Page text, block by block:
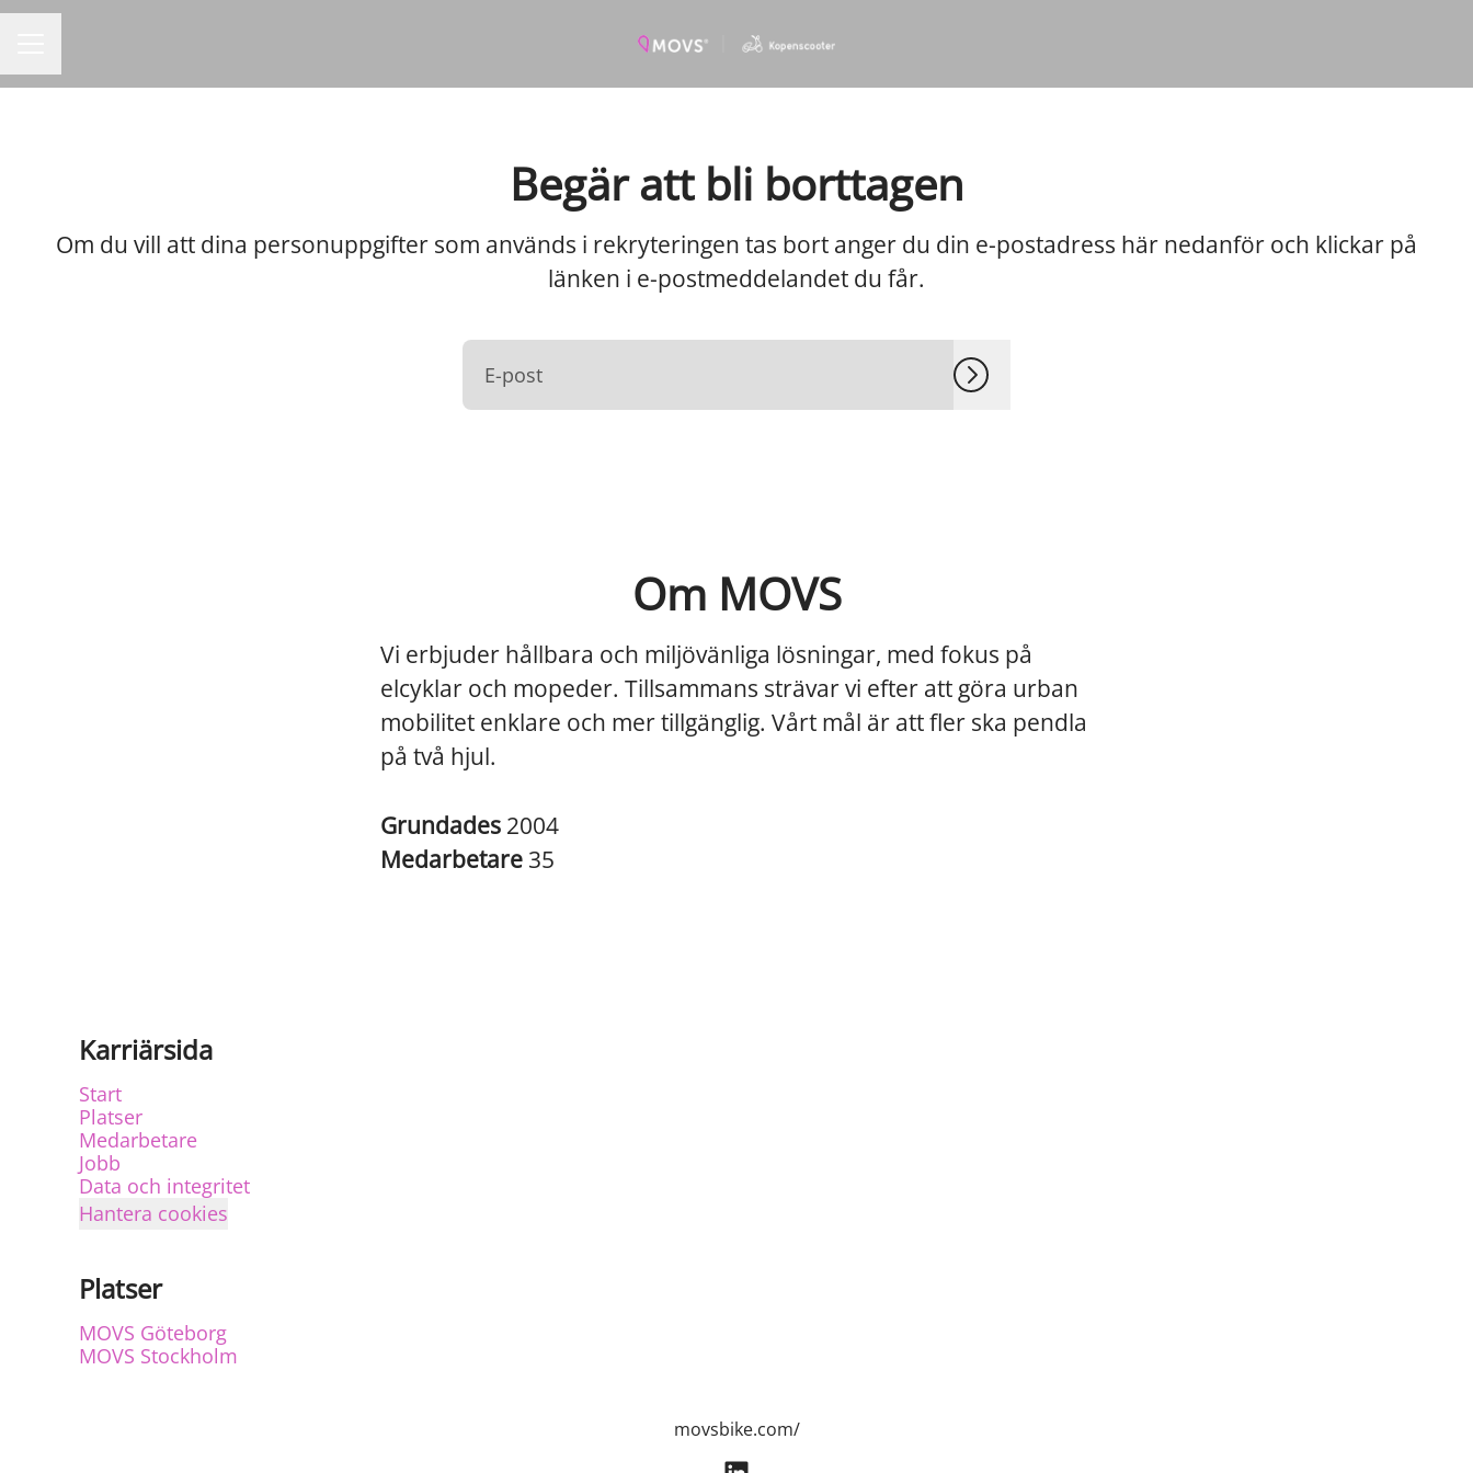
Begär att bli borttagen
Om du vill att dina personuppgifter som används i rekryteringen tas bort anger du din e-postadress här nedanför och klickar på
länken i e-postmeddelandet du får.
Om MOVS
Vi erbjuder hållbara och miljövänliga lösningar, med fokus på
elcyklar och mopeder. Tillsammans strävar vi efter att göra urban
mobilitet enklare och mer tillgänglig. Vårt mål är att fler ska pendla
på två hjul.
Grundades 2004
Medarbetare 35
Karriärsida
Start
Platser
Medarbetare
Jobb
Data och integritet
Hantera cookies
Platser
MOVS Göteborg
MOVS Stockholm
movsbike.com/